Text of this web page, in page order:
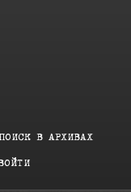
ПОИСК В АРХИВАХ